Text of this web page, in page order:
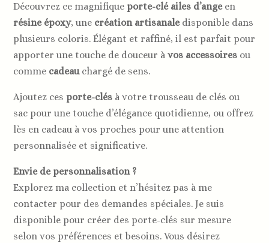
Découvrez ce magnifique porte-clé ailes d’angeen
résine époxy, une création artisanaledisponible dans
plusieurs coloris. Élégant et raffiné, il est parfait pour
apporter une touche de douceur à vos accessoires ou
comme cadeauchargé de sens.
Ajoutez ces porte-clés à votre trousseau de clés ou
sac pour une touche d’élégance quotidienne, ou offrez
lès en cadeau à vos proches pour une attention
personnalisée et significative.
Envie de personnalisation ?
Explorez ma collection et n’hésitez pas à me
contacter pour des demandes spéciales. Je suis
disponible pour créer des porte-clés sur mesure
selon vos préférences et besoins. Vous désirez